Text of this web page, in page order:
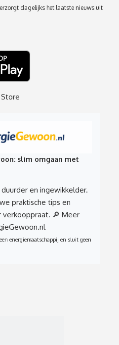
dagelijks het laatste nieuws uit
slim omgaan met
en ingewikkelder.
praktische tips en
verkooppraat. 🔎 Meer
energiemaatschappij en sluit geen